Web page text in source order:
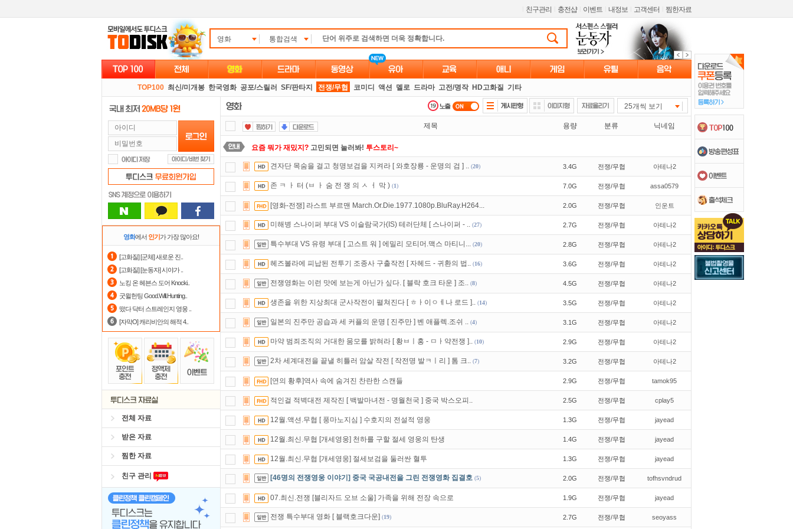
친구관리 충전샵 이벤트 내정보 고객센터 찜한자료
영화 통합검색
TOP100 최신/미개봉 한국영화 공포/스릴러 SF/판타지 전쟁/무협 코미디 액션 멜로 드라마 고전/명작 HD고화질 기타
영화에서 인기가 가장 많아요!
[고화질] [군체] 새로운 진..
[고화질] [눈동자] 시야가 ..
노킹 온 헤븐스 도어 Knocki..
굿윌헌팅 Good.Will.Hunting..
떴다 닥터 스트레인지 영웅 ..
[자막O] 캐리비안의 해적 4..
전체 자료
받은 자료
찜한 자료
친구 관리
25개씩 보기
제목 용량 분류 닉네임
요즘 뭐가 재밌지? 고민되면 눌러봐! 투스토리~
스마트TV로 투디스크영화,드라마,예능보자!
댓글만 잘써도 무료 포인트 를 드립니다!
자녀보호기능으로 가족과 함께 투디스크를 이용하세요~
정액제할인쿠폰 사용방법안내
숨어있는 카드 마일리지 조회하고100% 무료충전!
포인트할인쿠폰 사용방법안내
출석체크
견자단 목숨을 걸고 청명보검을 지켜라 [ 와호장룡 - 운명의 검 ] .. (20) 3.4G 전쟁/무협 아테나2
존 ㅋ ㅏ 터 (ㅂ ㅏ 숨 전 쟁 의 ㅅ ㅓ 막 ) (1) 7.0G 전쟁/무협 assa0579
[영화-전쟁] 라스트 부르맨 March.Or.Die.1977.1080p.BluRay.H264... 2.0G 전쟁/무협 인운트
미해병 스나이퍼 부대 VS 이슬람국가(IS) 테러단체 [ 스나이퍼 - .. (27) 2.7G 전쟁/무협 아테나2
특수부대 VS 유령 부대 [ 고스트 워 ] 에밀리 모티머.맥스 마티니... (20) 2.8G 전쟁/무협 아테나2
헤즈볼라에 피납된 전투기 조종사 구출작전 [ 자헤드 - 귀환의 법.. (16) 3.6G 전쟁/무협 아테나2
전쟁영화는 이런 맛에 보는게 아닌가 싶다. [ 블락 호크 타운 ] 조.. (8) 4.5G 전쟁/무협 아테나2
생존을 위한 지상최대 군사작전이 펼쳐진다 [ ㅎㅏ이ㅇㅔ나 로드 ].. (14) 3.5G 전쟁/무협 아테나2
일본의 진주만 공습과 세 커플의 운명 [ 진주만 ] 벤 애플렉.조쉬 .. (4) 3.1G 전쟁/무협 아테나2
마약 범죄조직의 거대한 뭄모를 밝혀라 [ 황ㅂㅣ홍 - ㅁㅏ약전쟁 ].. (10) 2.9G 전쟁/무협 아테나2
2차 세계대전을 끝낼 히틀러 암살 작전 [ 작전명 발ㅋㅣ리 ] 톰 크.. (7) 3.2G 전쟁/무협 아테나2
[연의 황후]역사 속에 숨겨진 찬란한 스캔들 2.9G 전쟁/무협 tamok95
적인걸 적벽대전 제작진 [ 백발마녀전 - 명월천국 ] 중국 박스오피.. 2.5G 전쟁/무협 cplay5
12월.액션.무협 [ 풍마노지심 ] 수호지의 전설적 영웅 1.3G 전쟁/무협 jayead
12월.최신.무협 [개세영웅] 천하를 구할 절세 영웅의 탄생 1.4G 전쟁/무협 jayead
12월.최신.무협 [개세영웅] 절세보검을 둘러싼 혈투 1.3G 전쟁/무협 jayead
[46명의 전쟁영웅 이야기] 중국 국공내전을 그린 전쟁영화 집결호 (5) 2.0G 전쟁/무협 tofhsvndrud
07.최신.전쟁 [블리자드 오브 소울] 가족을 위해 전장 속으로 1.9G 전쟁/무협 jayead
전쟁 특수부대 영화 [ 블랙호크다운] (19) 2.7G 전쟁/무협 seoyass